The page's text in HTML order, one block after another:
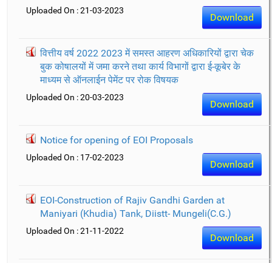
Download
Uploaded On : 21-03-2023
वित्तीय वर्ष 2022 2023 में समस्त आहरण अधिकारियों द्वारा चेक
बुक कोषालयों में जमा करने तथा कार्य विभागों द्वारा ई-कूबेर के
माध्यम से ऑनलाईन पेमेंट पर रोक विषयक
Download
Uploaded On : 20-03-2023
Notice for opening of EOI Proposals
Download
Uploaded On : 17-02-2023
EOI-Construction of Rajiv Gandhi Garden at
Maniyari (Khudia) Tank, Diistt- Mungeli(C.G.)
Download
Uploaded On : 21-11-2022